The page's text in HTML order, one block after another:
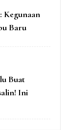
Kegunaan
Baru
Buat
Ini